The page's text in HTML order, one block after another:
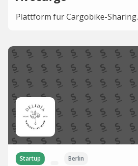
Plattform für Cargobike-Sharing.
Startup Berlin